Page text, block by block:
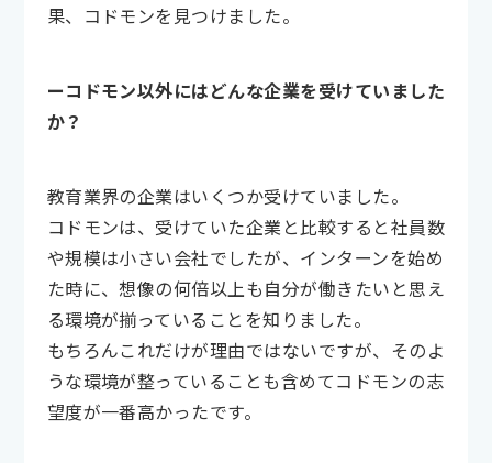
果、コドモンを見つけました。
ーコドモン以外にはどんな企業を受けていました
か？
教育業界の企業はいくつか受けていました。
コドモンは、受けていた企業と比較すると社員数
や規模は小さい会社でしたが、インターンを始め
た時に、想像の何倍以上も自分が働きたいと思え
る環境が揃っていることを知りました。
もちろんこれだけが理由ではないですが、そのよ
うな環境が整っていることも含めてコドモンの志
望度が一番高かったです。